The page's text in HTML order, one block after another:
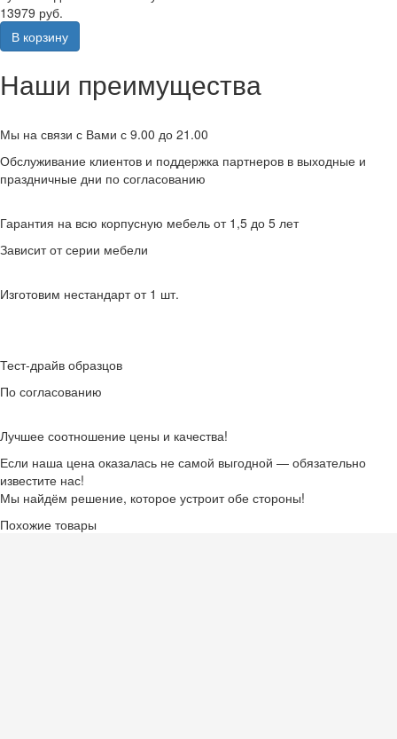
13979 руб.
В корзину
Наши преимущества
Мы на связи с Вами с 9.00 до 21.00
Обслуживание клиентов и поддержка партнеров в выходные и
праздничные дни по согласованию
Гарантия на всю корпусную мебель от 1,5 до 5 лет
Зависит от серии мебели
Изготовим нестандарт от 1 шт.
Тест-драйв образцов
По согласованию
Лучшее соотношение цены и качества!
Если наша цена оказалась не самой выгодной — обязательно
известите нас!
Мы найдём решение, которое устроит обе стороны!
Похожие товары